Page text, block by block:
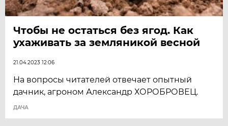
Чтобы не остаться без ягод. Как
ухаживать за земляникой весной
21.04.2023 12:06
На вопросы читателей отвечает опытный
дачник, агроном Александр ХОРОБРОВЕЦ.
ДАЧА